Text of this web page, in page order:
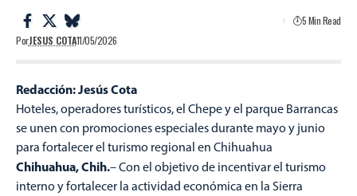
PorJESUS COTA11/05/2026
5 Min Read
Redacción: Jesús Cota
Hoteles, operadores turísticos, el Chepe y el parque Barrancas
se unen con promociones especiales durante mayo y junio
para fortalecer el turismo regional en Chihuahua
Chihuahua, Chih.– Con el objetivo de incentivar el turismo
interno y fortalecer la actividad económica en la Sierra